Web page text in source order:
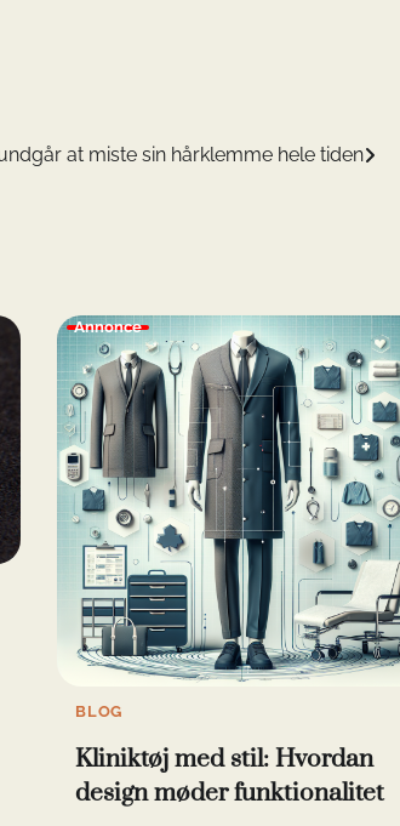
at miste sin hårklemme hele tiden
Annonce
BLOG
Kliniktøj med stil: Hvordan
design møder funktionalitet